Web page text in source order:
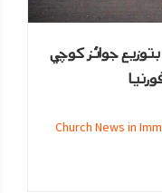
بتوزيع جوائز كوچي